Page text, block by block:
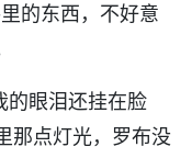
的东西，不好意
的眼泪还挂在脸
那点灯光，罗布没